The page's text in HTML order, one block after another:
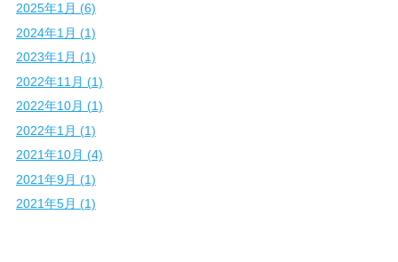
2025年1月 (6)
2024年1月 (1)
2023年1月 (1)
2022年11月 (1)
2022年10月 (1)
2022年1月 (1)
2021年10月 (4)
2021年9月 (1)
2021年5月 (1)